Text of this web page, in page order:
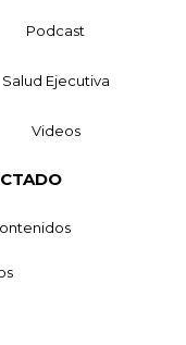
Podcast
Salud Ejecutiva
Videos